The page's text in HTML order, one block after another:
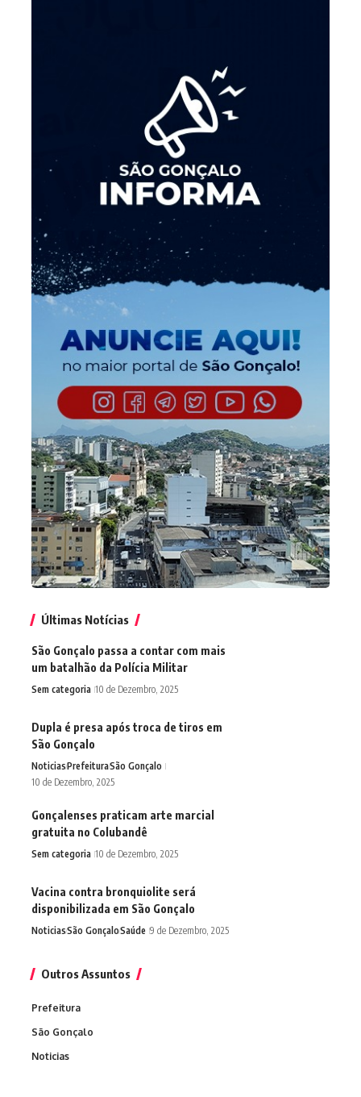
Últimas Notícias
São Gonçalo passa a contar com mais
um batalhão da Polícia Militar
Sem categoria 10 de Dezembro, 2025
Dupla é presa após troca de tiros em
São Gonçalo
NoticiasPrefeituraSão Gonçalo
10 de Dezembro, 2025
Gonçalenses praticam arte marcial
gratuita no Colubandê
Sem categoria 10 de Dezembro, 2025
Vacina contra bronquiolite será
disponibilizada em São Gonçalo
NoticiasSão GonçaloSaúde 9 de Dezembro, 2025
Outros Assuntos
Prefeitura
São Gonçalo
Noticias